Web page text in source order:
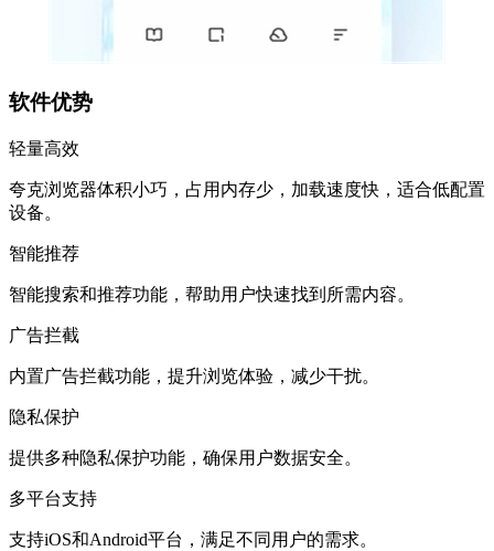
软件优势
轻量高效
夸克浏览器体积小巧，占用内存少，加载速度快，适合低配置
设备。
智能推荐
智能搜索和推荐功能，帮助用户快速找到所需内容。
广告拦截
内置广告拦截功能，提升浏览体验，减少干扰。
隐私保护
提供多种隐私保护功能，确保用户数据安全。
多平台支持
支持iOS和Android平台，满足不同用户的需求。